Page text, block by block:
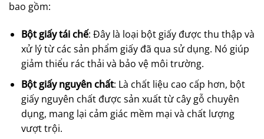
bao gồm:
Bột giấy tái chế: Đây là loại bột giấy được thu thập và
xử lý từ các sản phẩm giấy đã qua sử dụng. Nó giúp
giảm thiểu rác thải và bảo vệ môi trường.
Bột giấy nguyên chất: Là chất liệu cao cấp hơn, bột
giấy nguyên chất được sản xuất từ cây gỗ chuyên
dụng, mang lại cảm giác mềm mại và chất lượng
vượt trội.